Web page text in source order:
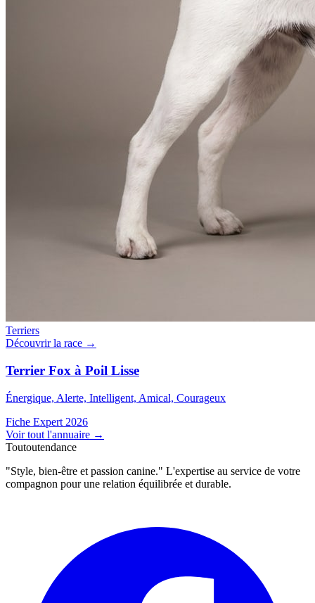
Terriers
Découvrir la race →
Terrier Fox à Poil Lisse
Énergique, Alerte, Intelligent, Amical, Courageux
Fiche Expert 2026
Voir tout l'annuaire →
Toutoutendance
"Style, bien-être et passion canine." L'expertise au service de votre
compagnon pour une relation équilibrée et durable.